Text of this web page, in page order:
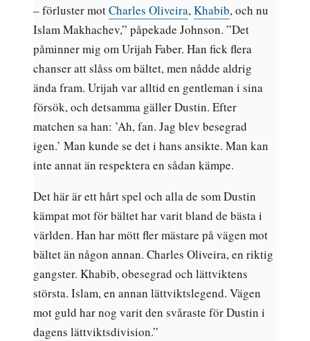
– förluster motCharles Oliveira,Khabib, och nu
Islam Makhachev,” påpekade Johnson. ”Det
påminner mig om Urijah Faber. Han fick flera
chanser att slåss om bältet, men nådde aldrig
ända fram. Urijah var alltid en gentleman i sina
försök, och detsamma gäller Dustin. Efter
matchen sa han: ’Ah, fan. Jag blev besegrad
igen.’ Man kunde se det i hans ansikte. Man kan
inte annat än respektera en sådan kämpe.
Det här är ett hårt spel och alla de som Dustin
kämpat mot för bältet har varit bland de bästa i
världen. Han har mött fler mästare på vägen mot
bältet än någon annan. Charles Oliveira, en riktig
gangster. Khabib, obesegrad och lättviktens
största. Islam, en annan lättviktslegend. Vägen
mot guld har nog varit den svåraste för Dustin i
dagens lättviktsdivision.”